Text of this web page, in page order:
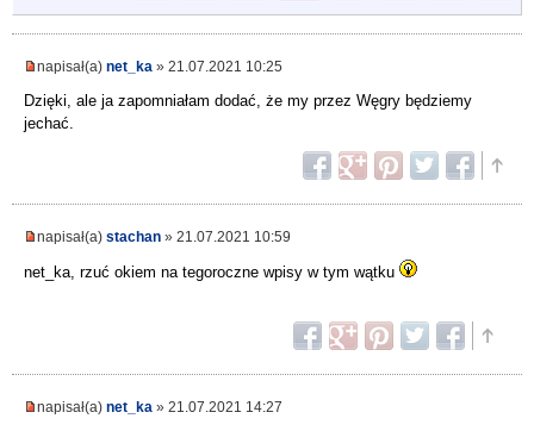
napisał(a) net_ka » 21.07.2021 10:25
Dzięki, ale ja zapomniałam dodać, że my przez Węgry będziemy
jechać.
napisał(a) stachan » 21.07.2021 10:59
net_ka, rzuć okiem na tegoroczne wpisy w tym wątku
napisał(a) net_ka » 21.07.2021 14:27